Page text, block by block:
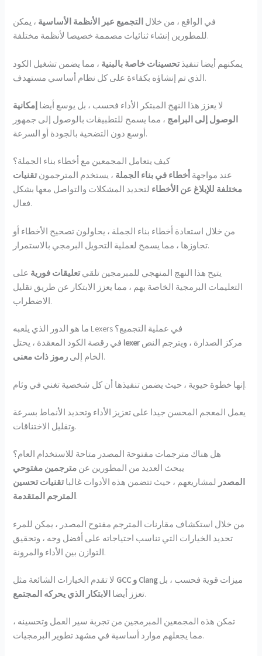
في الواقع ، من خلال التجميع عبر الأنظمة الأساسية ، يمكن
للمطورين إنشاء ثنائيات مصممة خصيصا لأنظمة مختلفة.
يمكنهم أيضا تنفيذتحسينات خاصة بالبنية ، مما يضمن تشغيل الكود
الذي تم إنشاؤه بكفاءة على كل نظام أساسي مستهدف.
لا يعزز هذا النهج المبتكر الأداء فحسب ، بل يوسع أيضا إمكانية
الوصول إلى البرامج ، مما يسمح للتطبيقات بالوصول إلى جمهور
أوسع دون التضحية بالجودة أو السرعة.
كيف يتعامل المجمعين مع أخطاء بناء الجملة؟
عند مواجهة أخطاء في بناء الجملة ، يستخدم المترجمونتقنيات
مختلفة للإبلاغ عن الأخطاء لتحديد المشكلات والتواصل معها بشكل
فعال.
من خلال استعادة أخطاء بناء الجملة ، يحاولون تصحيح الأخطاء أو
تجاوزها ، مما يسمح لعملية التحويل البرمجي بالاستمرار.
يتيح هذا النهج المنهجي للمبرمجين تلقيتعليقات فورية على
التعليمات البرمجية الخاصة بهم ، مما يعزز الابتكار عن طريق تقليل
الاضطراب.
ما هو الدور الذي يلعبه Lexers في عملية التجميع؟
lexer
الخام إلى رموز ذات معنى .
إنها خطوة حيوية ، حيث يضمن تنفيذها أن كل شخصية تغني في وئام.
يعمل المعجم المحسن جيدا على تعزيز الأداء وتحديد الأنماط بسرعة
وتقليل الاختناقات.
هل هناك مترجمات مفتوحة المصدر متاحة للاستخدام العام؟
يبحث العديد من المطورين عن مترجمين مفتوحي
المصدر لمشاريعهم ، حيث تتضمن هذه الأدوات غالباتقنيات تحسين
المترجم المتقدمة .
من خلال استكشاف مقارنات المترجم مفتوح المصدر ، يمكن للمرء
تحديد الخيارات التي تناسب احتياجاته على أفضل وجه ، وتحقيق
التوازن بين الأداء والمرونة.
GCC و Clangميزات قوية فحسب ، بل
تعزز أيضا الابتكار الذي يحركه المجتمع .
تمكن هذه المجمعين المبرمجين من تجربة سير العمل وتحسينه ،
مما يجعلهم موارد أساسية في مشهد تطوير البرمجيات.